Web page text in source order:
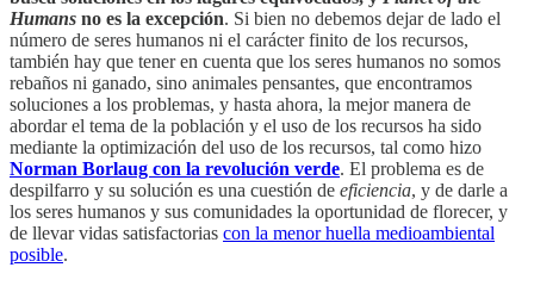
Humans no es la excepción. Si bien no debemos dejar de lado el
número de seres humanos ni el carácter finito de los recursos,
también hay que tener en cuenta que los seres humanos no somos
rebaños ni ganado, sino animales pensantes, que encontramos
soluciones a los problemas, y hasta ahora, la mejor manera de
abordar el tema de la población y el uso de los recursos ha sido
mediante la optimización del uso de los recursos, tal como hizo
Norman Borlaug con la revolución verde. El problema es de
despilfarro y su solución es una cuestión de eficiencia, y de darle a
los seres humanos y sus comunidades la oportunidad de florecer, y
de llevar vidas satisfactorias con la menor huella medioambiental
posible.